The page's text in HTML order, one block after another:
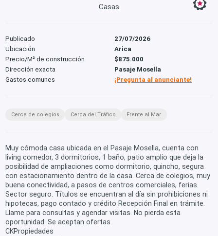
Casas
Publicado
27/07/2026
Ubicación
Arica
Precio/M² de construcción
$875.000
Dirección exacta
Pasaje Mosella
Gastos comunes
¡Pregunta al anunciante!
Cerca de colegios Cerca del Tráfico Frente al Mar
Muy cómoda casa ubicada en el Pasaje Mosella, cuenta con
living comedor, 3 dormitorios, 1 baño, patio amplio que deja la
posibilidad de ampliaciones como dormitorio, quincho, segura
con estacionamiento dentro de la casa. Cerca de colegios, muy
buena conectividad, a pasos de centros comerciales, ferias.
Sector seguro. Títulos se encuentran al día sin prohibiciones ni
hipotecas, pago contado y crédito Recepción Final en trámite.
Llame para consultas y agendar visitas. No pierda esta
oportunidad. Se aceptan ofertas.
CKPropiedades